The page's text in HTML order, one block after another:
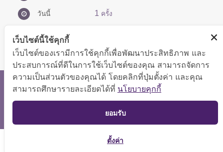
วันนี้ 1 ครั้ง
สงวนลิขสิทธิ์ © 2566 กองบริหารการคลัง
แสดงผลได้ดีที่ขนาดหน้าจอ 1024x768 pixel
แผนผังเว็บไซต์
TOP
เว็บไซต์นี้ใช้คุกกี้
เว็บไซต์ของเรามีการใช้คุกกี้เพื่อพัฒนาประสิทธิภาพ และ
ประสบการณ์ที่ดีในการใช้เว็บไซต์ของคุณ สามารถจัดการ
ความเป็นส่วนตัวของคุณได้ โดยคลิกที่ปุ่มตั้งค่า และคุณ
สามารถศึกษารายละเอียดได้ที่ นโยบายคุกกี้
ยอมรับ
ตั้งค่า